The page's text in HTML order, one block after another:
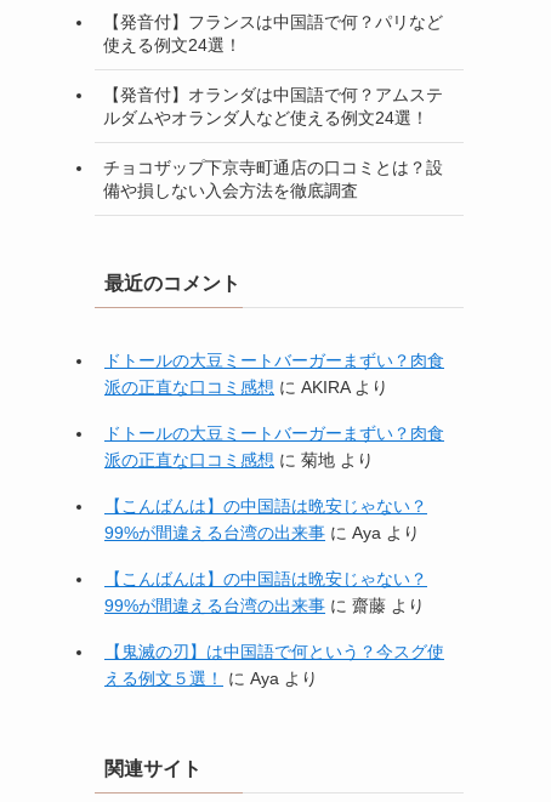
【発音付】フランスは中国語で何？パリなど
使える例文24選！
【発音付】オランダは中国語で何？アムステ
ルダムやオランダ人など使える例文24選！
チョコザップ下京寺町通店の口コミとは？設
備や損しない入会方法を徹底調査
最近のコメント
ドトールの大豆ミートバーガーまずい？肉食
派の正直な口コミ感想 に AKIRAより
ドトールの大豆ミートバーガーまずい？肉食
派の正直な口コミ感想 に 菊地 より
【こんばんは】の中国語は晩安じゃない？
99%が間違える台湾の出来事 に Aya より
【こんばんは】の中国語は晩安じゃない？
99%が間違える台湾の出来事 に 齋藤 より
【鬼滅の刃】は中国語で何という？今スグ使
える例文５選！
に Aya より
関連サイト